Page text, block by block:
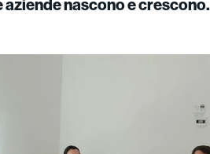
nascono e crescono.